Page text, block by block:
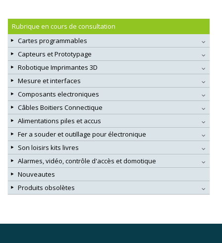
Rubrique en cours de consultation
Cartes programmables
Capteurs et Prototypage
Robotique Imprimantes 3D
Mesure et interfaces
Composants electroniques
Câbles Boitiers Connectique
Alimentations piles et accus
Fer a souder et outillage pour électronique
Son loisirs kits livres
Alarmes, vidéo, contrôle d'accès et domotique
Nouveautes
Produits obsolètes